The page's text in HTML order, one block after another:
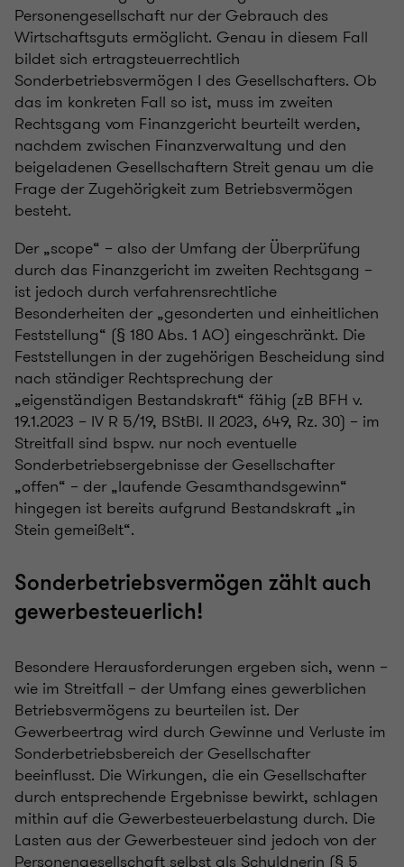
Personengesellschaft nur der Gebrauch des
Wirtschaftsguts ermöglicht. Genau in diesem Fall
bildet sich ertragsteuerrechtlich
Sonderbetriebsvermögen I des Gesellschafters. Ob
das im konkreten Fall so ist, muss im zweiten
Rechtsgang vom Finanzgericht beurteilt werden,
nachdem zwischen Finanzverwaltung und den
beigeladenen Gesellschaftern Streit genau um die
Frage der Zugehörigkeit zum Betriebsvermögen
besteht.
Der „scope“ – also der Umfang der Überprüfung
durch das Finanzgericht im zweiten Rechtsgang –
ist jedoch durch verfahrensrechtliche
Besonderheiten der „gesonderten und einheitlichen
Feststellung“ (§ 180 Abs. 1 AO) eingeschränkt. Die
Feststellungen in der zugehörigen Bescheidung sind
nach ständiger Rechtsprechung der
„eigenständigen Bestandskraft“ fähig (zB BFH v.
19.1.2023 – IV R 5/19, BStBl. II 2023, 649, Rz. 30) – im
Streitfall sind bspw. nur noch eventuelle
Sonderbetriebsergebnisse der Gesellschafter
„offen“ – der „laufende Gesamthandsgewinn“
hingegen ist bereits aufgrund Bestandskraft „in
Stein gemeißelt“.
Sonderbetriebsvermögen zählt auch
gewerbesteuerlich!
Besondere Herausforderungen ergeben sich, wenn –
wie im Streitfall – der Umfang eines gewerblichen
Betriebsvermögens zu beurteilen ist. Der
Gewerbeertrag wird durch Gewinne und Verluste im
Sonderbetriebsbereich der Gesellschafter
beeinflusst. Die Wirkungen, die ein Gesellschafter
durch entsprechende Ergebnisse bewirkt, schlagen
mithin auf die Gewerbesteuerbelastung durch. Die
Lasten aus der Gewerbesteuer sind jedoch von der
Personengesellschaft selbst als Schuldnerin (§ 5